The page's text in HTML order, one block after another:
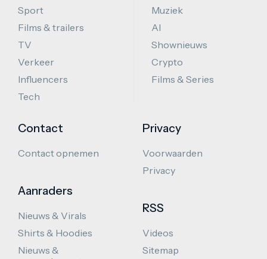
Sport
Films & trailers
TV
Verkeer
Influencers
Tech
Muziek
AI
Shownieuws
Crypto
Films & Series
Contact
Contact opnemen
Aanraders
Nieuws & Virals
Shirts & Hoodies
Nieuws &
Privacy
Voorwaarden
Privacy
RSS
Videos
Sitemap